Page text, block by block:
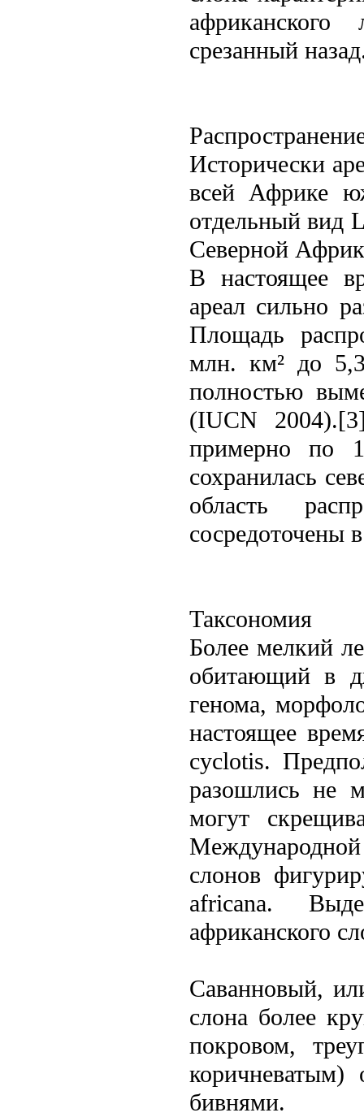
срезанный
Исторически
всей Африке
отдельный вид
Северной
В настоящее
ареал сильно
Площадь
млн. км² до
полностью
(IUCN
примерно по
сохранилась
область
сосредоточены
Таксономия
Болeе мелкий
обитающий в
генома,
настоящее
cyclotis.
разошлись не
могут
слонов
africana.
африканского
Саванновый,
слона болeе
покровом,
бивнями.